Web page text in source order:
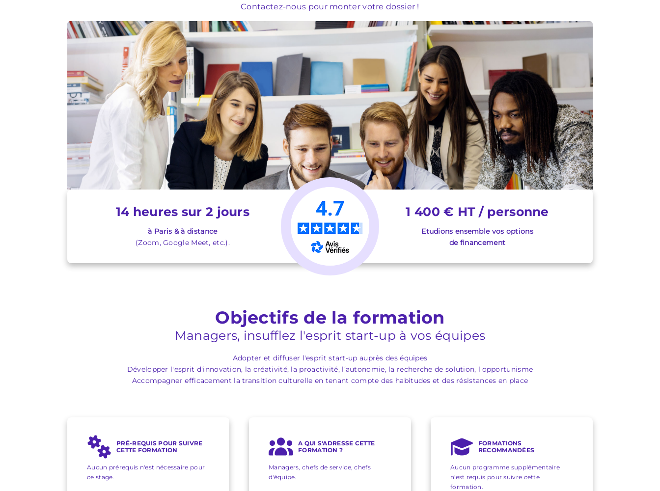
Contactez-nous pour monter votre dossier !
14 heures sur 2 jours
à Paris & à distance
(Zoom, Google Meet, etc.).
1 400 € HT / personne
Etudions ensemble vos options
de financement
Objectifs de la formation
Managers, insufflez l'esprit start-up à vos équipes
Adopter et diffuser l'esprit start-up auprès des équipes
Développer l'esprit d'innovation, la créativité, la proactivité, l‘autonomie, la recherche de solution, l'opportunisme
Accompagner efficacement la transition culturelle en tenant compte des habitudes et des résistances en place
PRÉ-REQUIS POUR SUIVRE
CETTE FORMATION
Aucun prérequis n'est nécessaire pour
ce stage.
A QUI S'ADRESSE CETTE
FORMATION ?
Managers, chefs de service, chefs
d'équipe.
FORMATIONS
RECOMMANDÉES
Aucun programme supplémentaire
n'est requis pour suivre cette
formation.